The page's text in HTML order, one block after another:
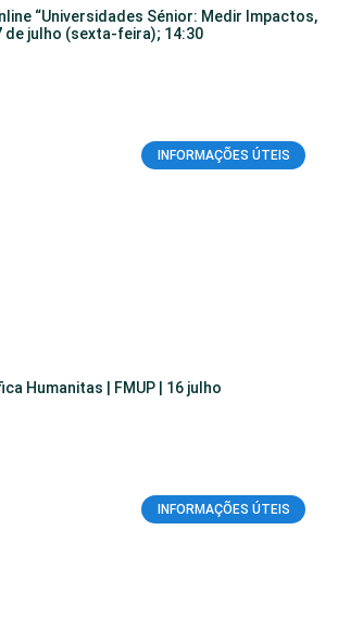
“Universidades Sénior: Medir Impactos,
de julho (sexta-feira); 14:30
INFORMAÇÕES ÚTEIS
Humanitas | FMUP | 16 julho
INFORMAÇÕES ÚTEIS